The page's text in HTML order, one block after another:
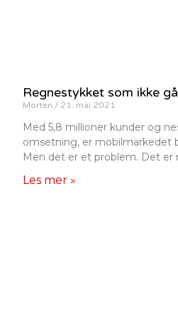
Regnestykket som ikke
Morten 21. mai 2021
Med 5,8 millioner kunder og
omsetning, er mobilmarkedet
Men det er et problem. Det er
Les mer »